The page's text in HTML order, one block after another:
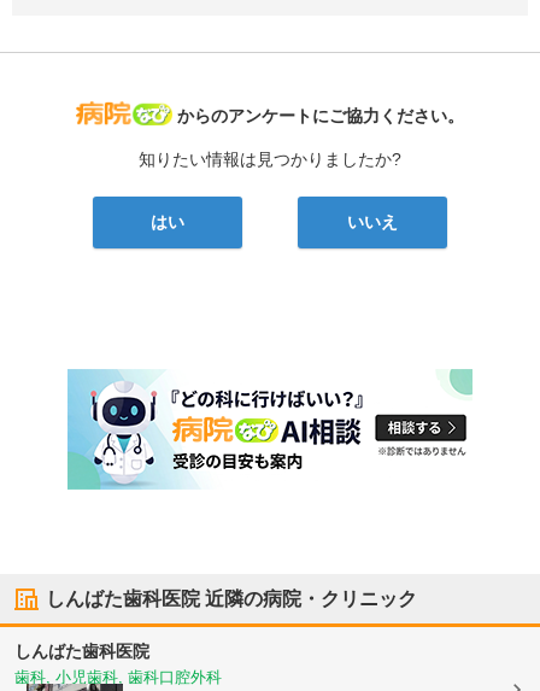
病院なび
からのアンケートにご協力ください。
知りたい情報は見つかりましたか?
はい いいえ
しんばた歯科医院近隣の病院・クリニック
しんばた歯科医院
歯科, 小児歯科, 歯科口腔外科